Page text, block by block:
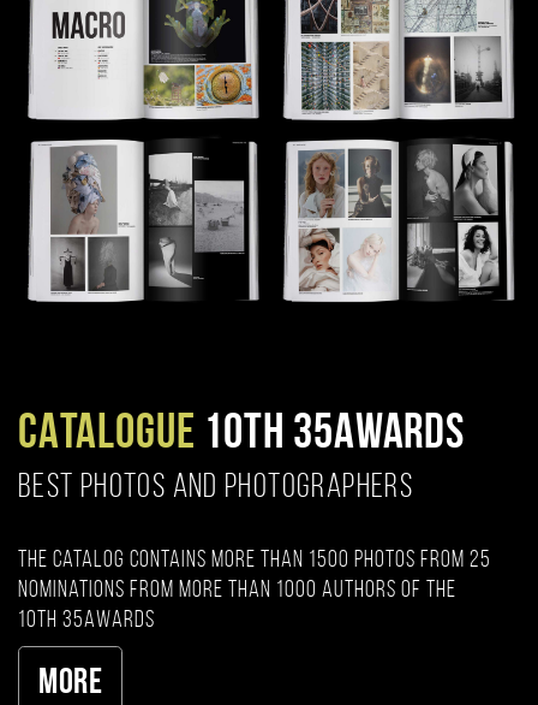
CATALOGUE 10TH 35AWARDS
BEST PHOTOS AND PHOTOGRAPHERS
The catalog contains more than 1500 photos from 25
nominations from more than 1000 authors of the
10th 35AWARDS
More